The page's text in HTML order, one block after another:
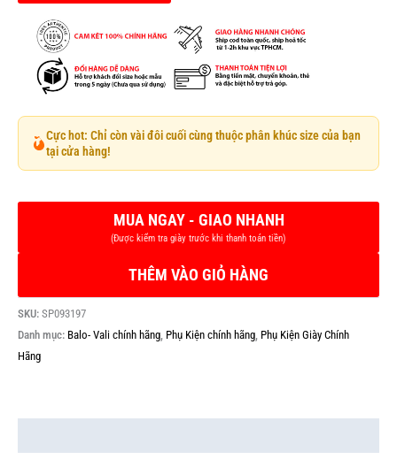
Cực hot: Chỉ còn vài đôi cuối cùng thuộc phân khúc size của bạn
tại cửa hàng!
THÊM VÀO GIỎ HÀNG
SKU: SP093197
Danh mục: Balo- Vali chính hãng, Phụ Kiện chính hãng, Phụ Kiện Giày Chính
Hãng